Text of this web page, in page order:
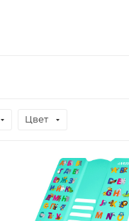
Цвет